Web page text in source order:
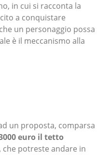
in cui si racconta la
a conquistare
un personaggio possa
è il meccanismo alla
un proposta, comparsa
euro il tetto
che potreste andare in